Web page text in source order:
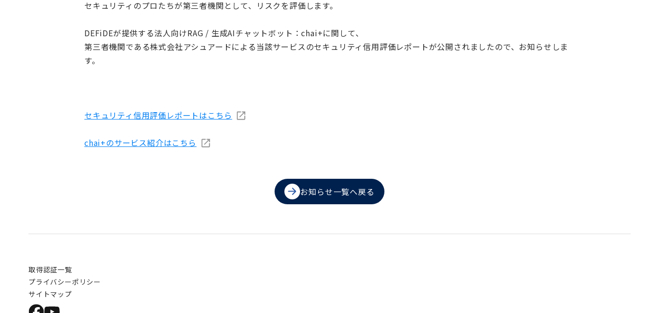
セキュリティのプロたちが第三者機関として、リスクを評価します。
DEFiDEが提供する法人向けRAG / 生成AIチャットボット：chai+に関して、
第三者機関である株式会社アシュアードによる当該サービスのセキュリティ信用評価レポートが公開されましたので、お知らせしま
す。
セキュリティ信用評価レポートはこちら
chai+のサービス紹介はこちら
お知らせ一覧へ戻る
取得認証一覧
プライバシーポリシー
サイトマップ